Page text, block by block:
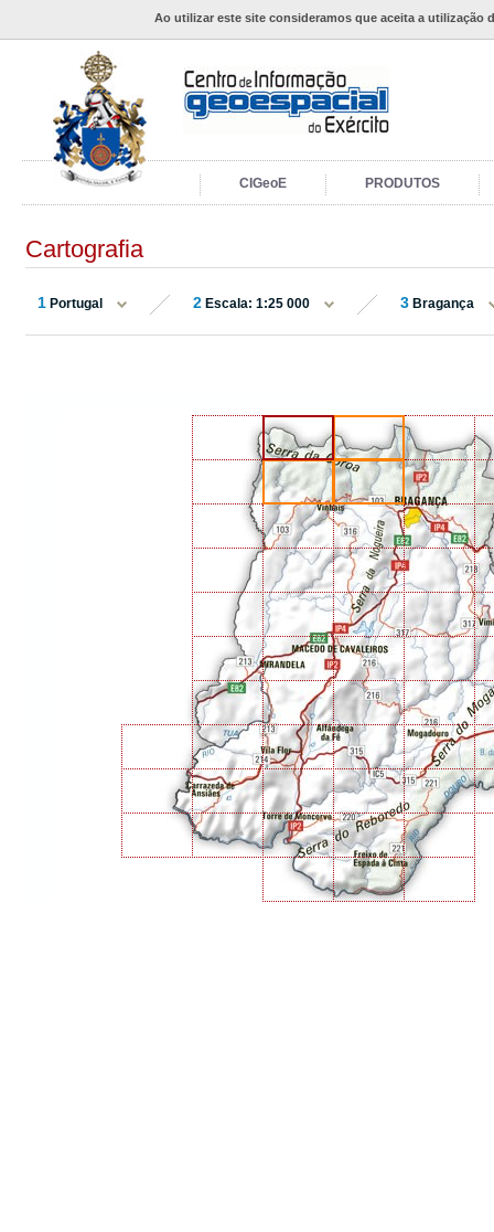
Ao utilizar este site consideramos que aceita a utilização
CIGeoE PRODUTOS
Cartografia
1 Portugal 2 Escala: 1:25 000 3 Bragança